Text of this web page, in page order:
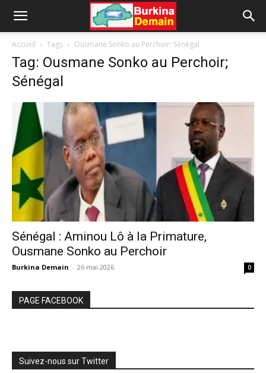
Accueil Tags Ousmane Sonko au Perchoir; Sénégal
Tag: Ousmane Sonko au Perchoir;
Sénégal
Sénégal : Aminou Lô à la Primature,
Ousmane Sonko au Perchoir
Burkina Demain - 26 mai 2026 0
PAGE FACEBOOK
Suivez-nous sur Twitter